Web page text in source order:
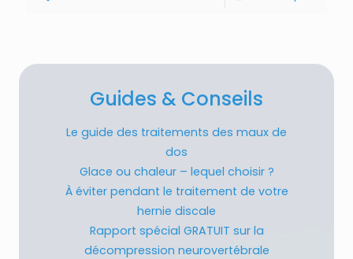
Guides & Conseils
Le guide des traitements des maux de
dos
Glace ou chaleur – lequel choisir ?
À éviter pendant le traitement de votre
hernie discale
Rapport spécial GRATUIT sur la
décompression neurovertébrale